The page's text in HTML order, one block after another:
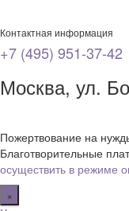
Контактная информация
+7 (495) 951-37-42
Москва, ул.
Пожертвование на
Благотворительные
осуществить в режиме
×